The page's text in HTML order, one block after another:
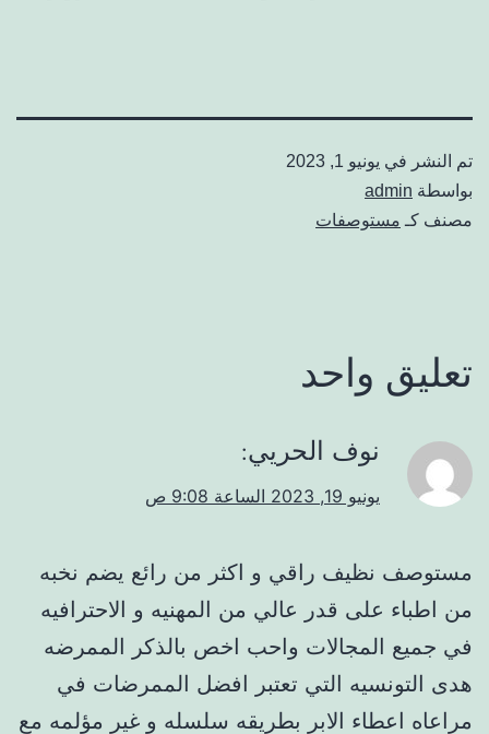
تم النشر في يونيو 1, 2023
بواسطة admin
مصنف كـ مستوصفات
تعليق واحد
نوف الحريي:
يونيو 19, 2023 الساعة 9:08 ص
مستوصف نظيف راقي و اكثر من رائع يضم نخبه
من اطباء على قدر عالي من المهنيه و الاحترافيه
في جميع المجالات واحب اخص بالذكر الممرضه
هدى التونسيه التي تعتبر افضل الممرضات في
مراعاه اعطاء الابر بطريقه سلسله و غير مؤلمه مع